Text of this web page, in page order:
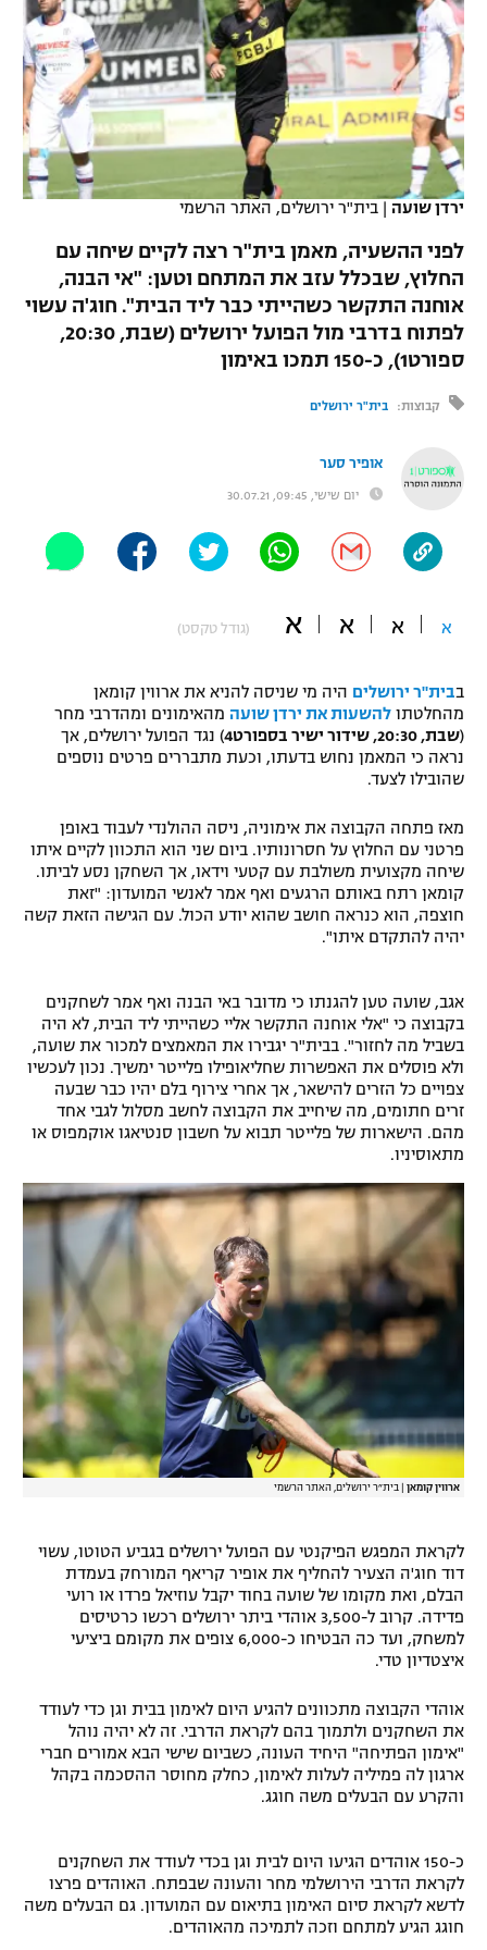
VOD
רץ ברשת
תוצאות
לוח שידורים
ברחבה
תקנון עבור פעילות אלקטרה
תקנון עבור פעילות ספורט 1 – "מרלן"
גיימינג E-Sports
מדיניות פרטיות
תקנון פעילות ספורט 1
רשיון להקרנה פומבית לבית עסק
הצטרפות לחבילת הערוצים
לוח דרושים – ג'ובנט
תגיות
המגזין
נבחרת ישראל
מכבי חיפה
בית"ר ירושלים
מכבי תל אביב
הפועל חיפה
הפועל באר שבע
מכבי נתניה
ליגה ספרדית
ליגה איטלקית
ליגה צרפתית
ליגה הולנדית
ליגה טורקית
ליגה סינית
ליגה ברזילאית
ליגות נוספות
כדורסל נשים
מכבי תל אביב
הפועל חולון
הפועל ירושלים
יורוליג
יורוקאפ
טניס
כדוריד
כדורעף
שחייה
ג'ודו
אגרוף
ספורט אולימפי
היאבקות WWE
אופניים
כדורמים
פוטבול אמריקאי NFL
בייסבול MLB
אומנויות לחימה
גיימינג E-Sports
ירדן שועה | בית"ר ירושלים, האתר הרשמי
לפני ההשעיה, מאמן בית"ר רצה לקיים שיחה עם
החלוץ, שבכלל עזב את המתחם וטען: "אי הבנה,
אוחנה התקשר כשהייתי כבר ליד הבית". חוג'ה עשוי
לפתוח בדרבי מול הפועל ירושלים (שבת, 20:30,
ספורט1), כ-150 תמכו באימון
קבוצות: בית"ר ירושלים
אופיר סער
יום שישי, 09:45, 30.07.21
א א א א (גודל טקסט)
בבית"ר ירושלים היה מי שניסה להניא את ארווין קומאן
מהחלטתו להשעות את ירדן שועה מהאימונים ומהדרבי מחר
(שבת, 20:30, שידור ישיר בספורט4
) נגד הפועל ירושלים, אך
נראה כי המאמן נחוש בדעתו, וכעת מתבררים פרטים נוספים
שהובילו לצעד.
מאז פתחה הקבוצה את אימוניה, ניסה ההולנדי לעבוד באופן
פרטני עם החלוץ על חסרונותיו. ביום שני הוא התכוון לקיים איתו
שיחה מקצועית משולבת עם קטעי וידאו, אך השחקן נסע לביתו.
קומאן רתח באותם הרגעים ואף אמר לאנשי המועדון: "זאת
חוצפה, הוא כנראה חושב שהוא יודע הכול. עם הגישה הזאת קשה
יהיה להתקדם איתו".
אגב, שועה טען להגנתו כי מדובר באי הבנה ואף אמר לשחקנים
בקבוצה כי "אלי אוחנה התקשר אליי כשהייתי ליד הבית, לא היה
בשביל מה לחזור". בבית"ר יגבירו את המאמצים למכור את שועה,
ולא פוסלים את האפשרות שחליאופילו פלייטר ימשיך. נכון לעכשיו
צפויים כל הזרים להישאר, אך אחרי צירוף בלם יהיו כבר שבעה
זרים חתומים, מה שיחייב את הקבוצה לחשב מסלול לגבי אחד
מהם. הישארות של פלייטר תבוא על חשבון סנטיאגו אוקמפוס או
מתאוסיניו.
ארווין קומאן בית״ר ירושלים, האתר הרשמי
לקראת המפגש הפיקנטי עם הפועל ירושלים בגביע הטוטו, עשוי
דוד חוג'ה הצעיר להחליף את אופיר קריאף המורחק בעמדת
הבלם, ואת מקומו של שועה בחוד יקבל עוזיאל פרדו או רועי
פדידה. קרוב ל-3,500 אוהדי ביתר ירושלים רכשו כרטיסים
למשחק, ועד כה הבטיחו כ-6,000 צופים את מקומם ביציעי
איצטדיון טדי.
אוהדי הקבוצה מתכוונים להגיע היום לאימון בבית וגן כדי לעודד
את השחקנים ולתמוך בהם לקראת הדרבי. זה לא יהיה נוהל
"אימון הפתיחה" היחיד העונה, כשביום שישי הבא אמורים חברי
ארגון לה פמיליה לעלות לאימון, כחלק מחוסר ההסכמה בקהל
והקרע עם הבעלים משה חוגג.
כ-150 אוהדים הגיעו היום לבית וגן בכדי לעודד את השחקנים
לקראת הדרבי הירושלמי מחר והעונה שבפתח. האוהדים פרצו
לדשא לקראת סיום האימון בתיאום עם המועדון. גם הבעלים משה
חוגג הגיע למתחם וזכה לתמיכה מהאוהדים.